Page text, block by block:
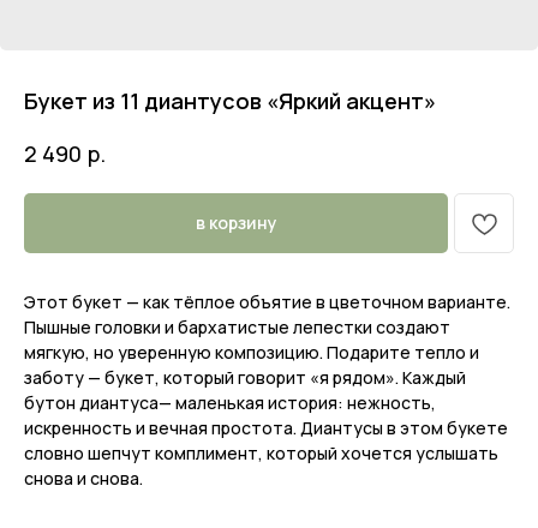
Букет из 11 диантусов «Яркий акцент»
2 490 р.
в корзину
Этот букет — как тёплое объятие в цветочном варианте.
Пышные головки и бархатистые лепестки создают
мягкую, но уверенную композицию. Подарите тепло и
заботу — букет, который говорит «я рядом». Каждый
бутон диантуса— маленькая история: нежность,
искренность и вечная простота. Диантусы в этом букете
словно шепчут комплимент, который хочется услышать
снова и снова.